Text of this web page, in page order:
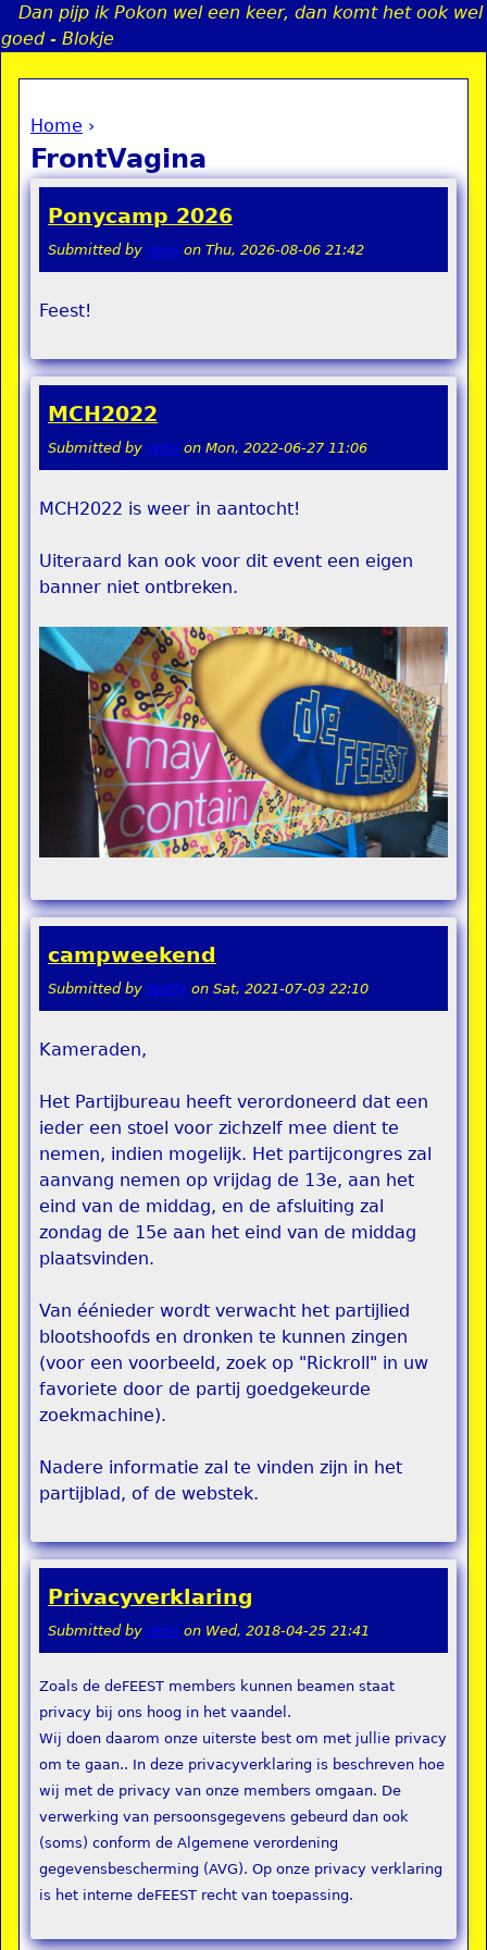
Jump to navigation
Dan pijp ik Pokon wel een keer, dan komt het ook wel
goed - Blokje
You are here
Home ›
FrontVagina
Ponycamp 2026
Submitted by remi on Thu, 2026-08-06 21:42
Feest!
MCH2022
Submitted by remi on Mon, 2022-06-27 11:06
MCH2022 is weer in aantocht!
Uiteraard kan ook voor dit event een eigen
banner niet ontbreken.
campweekend
Submitted by teddy on Sat, 2021-07-03 22:10
Kameraden,
Het Partijbureau heeft verordoneerd dat een
ieder een stoel voor zichzelf mee dient te
nemen, indien mogelijk. Het partijcongres zal
aanvang nemen op vrijdag de 13e, aan het
eind van de middag, en de afsluiting zal
zondag de 15e aan het eind van de middag
plaatsvinden.
Van éénieder wordt verwacht het partijlied
blootshoofds en dronken te kunnen zingen
(voor een voorbeeld, zoek op "Rickroll" in uw
favoriete door de partij goedgekeurde
zoekmachine).
Nadere informatie zal te vinden zijn in het
partijblad, of de webstek.
Privacyverklaring
Submitted by remi on Wed, 2018-04-25 21:41
Zoals de deFEEST members kunnen beamen staat
privacy bij ons hoog in het vaandel.
Wij doen daarom onze uiterste best om met jullie privacy
om te gaan.. In deze privacyverklaring is beschreven hoe
wij met de privacy van onze members omgaan. De
verwerking van persoonsgegevens gebeurd dan ook
(soms) conform de Algemene verordening
gegevensbescherming (AVG). Op onze privacy verklaring
is het interne deFEEST recht van toepassing.